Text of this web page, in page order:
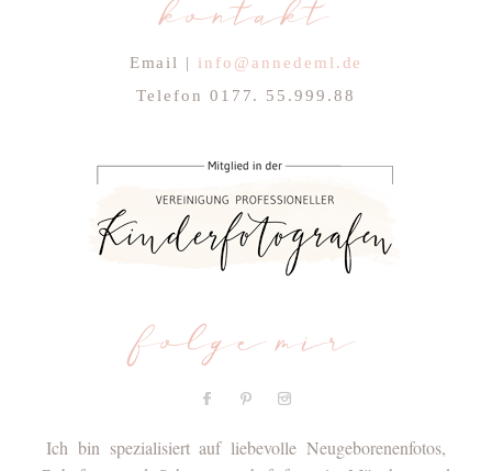
kontakt
Email | info@annedeml.de
Telefon 0177. 55.999.88
folge mir
Ich bin spezialisiert auf liebevolle Neugeborenenfotos,